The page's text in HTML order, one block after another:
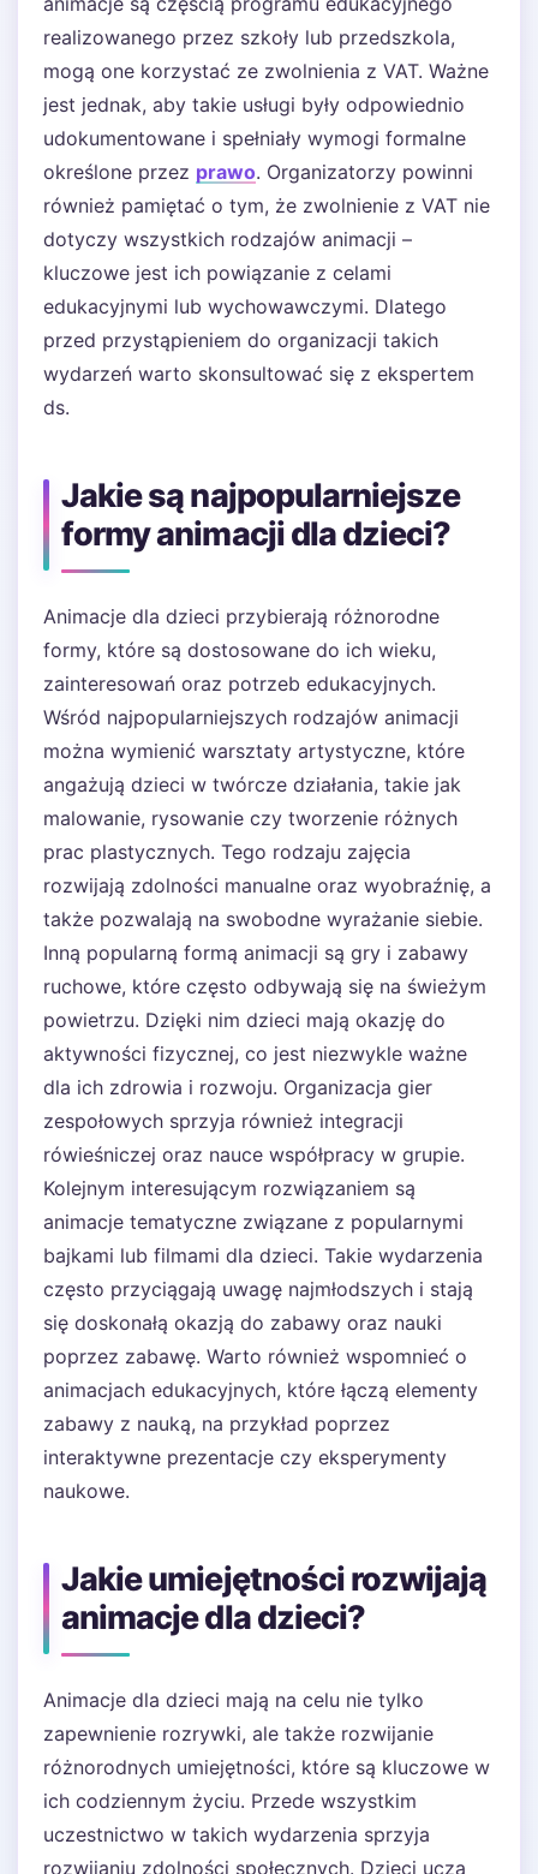
realizowanego przez szkoły lub przedszkola,
mogą one korzystać ze zwolnienia z VAT. Ważne
jest jednak, aby takie usługi były odpowiednio
udokumentowane i spełniały wymogi formalne
określone przez prawo. Organizatorzy powinni
również pamiętać o tym, że zwolnienie z VAT nie
dotyczy wszystkich rodzajów animacji –
kluczowe jest ich powiązanie z celami
edukacyjnymi lub wychowawczymi. Dlatego
przed przystąpieniem do organizacji takich
wydarzeń warto skonsultować się z ekspertem
ds.
Jakie są najpopularniejsze
formy animacji dla dzieci?
Animacje dla dzieci przybierają różnorodne
formy, które są dostosowane do ich wieku,
zainteresowań oraz potrzeb edukacyjnych.
Wśród najpopularniejszych rodzajów animacji
można wymienić warsztaty artystyczne, które
angażują dzieci w twórcze działania, takie jak
malowanie, rysowanie czy tworzenie różnych
prac plastycznych. Tego rodzaju zajęcia
rozwijają zdolności manualne oraz wyobraźnię, a
także pozwalają na swobodne wyrażanie siebie.
Inną popularną formą animacji są gry i zabawy
ruchowe, które często odbywają się na świeżym
powietrzu. Dzięki nim dzieci mają okazję do
aktywności fizycznej, co jest niezwykle ważne
dla ich zdrowia i rozwoju. Organizacja gier
zespołowych sprzyja również integracji
rówieśniczej oraz nauce współpracy w grupie.
Kolejnym interesującym rozwiązaniem są
animacje tematyczne związane z popularnymi
bajkami lub filmami dla dzieci. Takie wydarzenia
często przyciągają uwagę najmłodszych i stają
się doskonałą okazją do zabawy oraz nauki
poprzez zabawę. Warto również wspomnieć o
animacjach edukacyjnych, które łączą elementy
zabawy z nauką, na przykład poprzez
interaktywne prezentacje czy eksperymenty
naukowe.
Jakie umiejętności rozwijają
animacje dla dzieci?
Animacje dla dzieci mają na celu nie tylko
zapewnienie rozrywki, ale także rozwijanie
różnorodnych umiejętności, które są kluczowe w
ich codziennym życiu. Przede wszystkim
uczestnictwo w takich wydarzenia sprzyja
rozwijaniu zdolności społecznych. Dzieci uczą